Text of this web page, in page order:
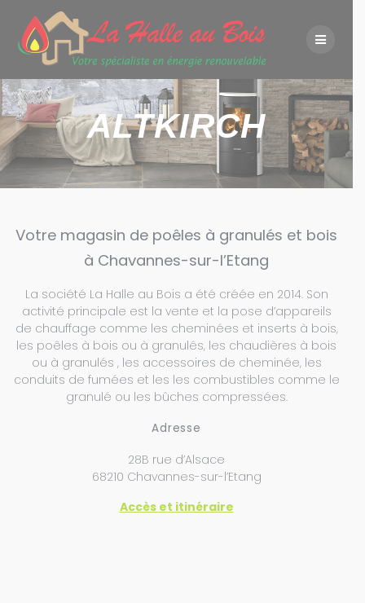
content
ALTKIRCH
Votre magasin de poêles à granulés et bois
à Chavannes-sur-l’Etang
La société La Halle au Bois a été créée en 2014. Son
activité principale est la vente et la pose d’appareils
de chauffage comme les cheminées et inserts à bois,
les poêles à bois ou à granulés, les chaudières à bois
ou à granulés , les accessoires de cheminée, les
conduits de fumées et les les combustibles comme le
granulé ou les bûches compressées.
Adresse
28B rue d’Alsace
68210 Chavannes-sur-l’Etang
Accès et itinéraire